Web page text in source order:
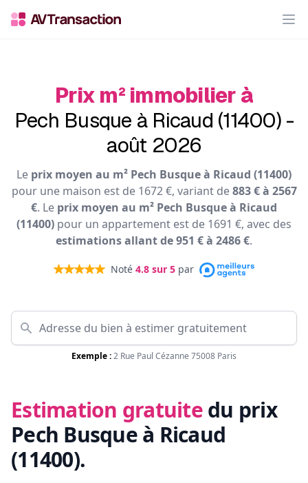
Prix m² immobilier à
Pech Busque à Ricaud (11400) -
août 2026
Le prix moyen au m² Pech Busque à Ricaud (11400)
pour une maison est de 1672 €, variant de883 € à 2567
€. Le prix moyen au m² Pech Busque à Ricaud
(11400) pour un appartement est de 1691 €, avec des
estimations allant de 951 € à 2486 €.
Noté 4.8 sur 5 par
Exemple :2 Rue Paul Cézanne 75008 Paris
Estimation gratuite du prix
Pech Busque à Ricaud
(11400).